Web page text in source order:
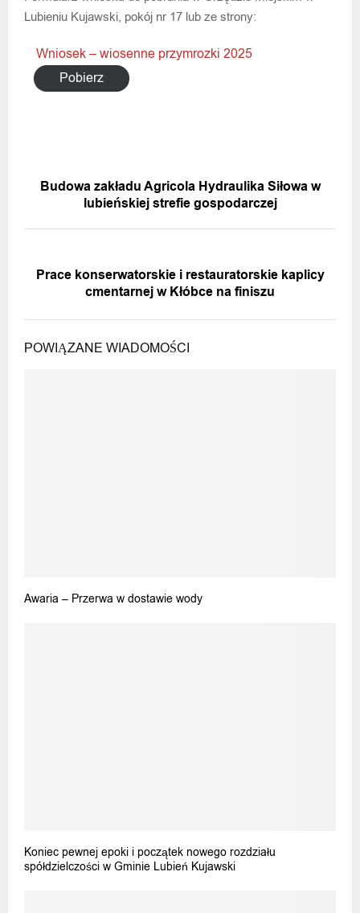
Lubieniu Kujawski, pokój nr 17 lub ze strony:
Wniosek – wiosenne przymrozki 2025
Pobierz
Budowa zakładu Agricola Hydraulika Siłowa w
lubieńskiej strefie gospodarczej
Prace konserwatorskie i restauratorskie kaplicy
cmentarnej w Kłóbce na finiszu
POWIĄZANE WIADOMOŚCI
Awaria – Przerwa w dostawie wody
Koniec pewnej epoki i początek nowego rozdziału
spółdzielczości w Gminie Lubień Kujawski